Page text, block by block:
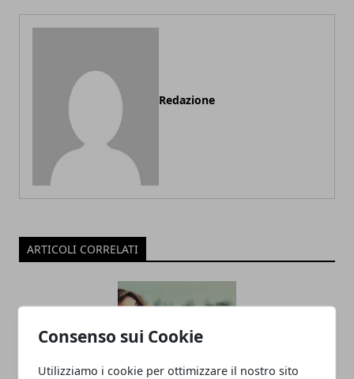
Consenso sui Cookie
Utilizziamo i cookie per ottimizzare il nostro sito
Redazione
ARTICOLI CORRELATI